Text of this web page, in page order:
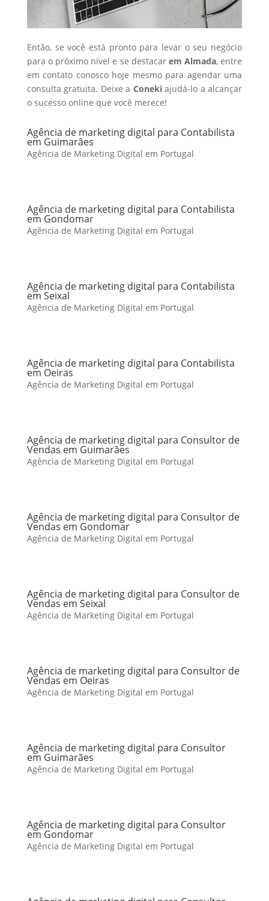
Então, se você está pronto para levar o seu negócio
para o próximo nível e se destacar em Almada, entre
em contato conosco hoje mesmo para agendar uma
consulta gratuita. Deixe a Conekiajudá-lo a alcançar
o sucesso online que você merece!
Agência de marketing digital para Contabilista
em Guimarães
Agência de Marketing Digital em Portugal
Agência de marketing digital para Contabilista
em Gondomar
Agência de Marketing Digital em Portugal
Agência de marketing digital para Contabilista
em Seixal
Agência de Marketing Digital em Portugal
Agência de marketing digital para Contabilista
em Oeiras
Agência de Marketing Digital em Portugal
Agência de marketing digital para Consultor de
Vendas em Guimarães
Agência de Marketing Digital em Portugal
Agência de marketing digital para Consultor de
Vendas em Gondomar
Agência de Marketing Digital em Portugal
Agência de marketing digital para Consultor de
Vendas em Seixal
Agência de Marketing Digital em Portugal
Agência de marketing digital para Consultor de
Vendas em Oeiras
Agência de Marketing Digital em Portugal
Agência de marketing digital para Consultor
em Guimarães
Agência de Marketing Digital em Portugal
Agência de marketing digital para Consultor
em Gondomar
Agência de Marketing Digital em Portugal